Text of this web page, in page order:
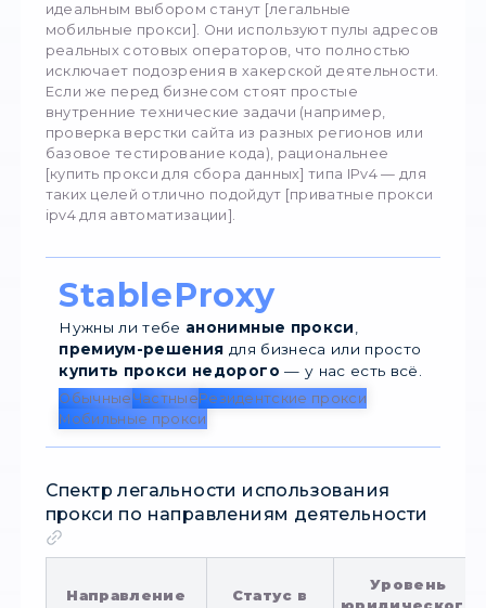
robots.txtи перегружает сервер
сайта, замедляя его работу для реальных
клиентов. Это уже квалифицируется как
вредоносное воздействие на работу
компьютерных сетей и влечет за собой
серьезные юридические последствия.
Когда компании нужны стабильные [проксі
обходу блокувань бізнесу] во время сбора
крайне важно настроить софт на
скорость, чтобы не создавать
нагрузки на чужие серверы.
Как бизнесу оставаться в "белой"
Чтобы минимизировать юридические и
технические риски, компаниям необходимо
использовать правильные типы
масштабного мониторинга цен, анализа
маркетинговых исследований лучше всего
резидентские прокси для парсинга]. Эти
пользователям, которые дали согласие на